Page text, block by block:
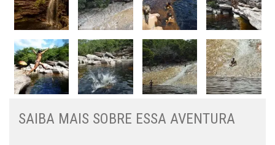
SAIBA MAIS SOBRE ESSA AVENTURA